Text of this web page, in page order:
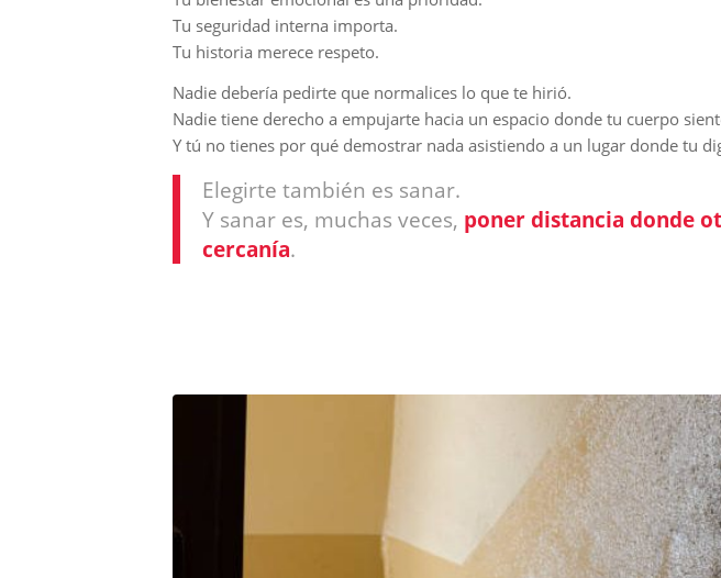
Tu seguridad interna importa.
Tu historia merece respeto.
Nadie debería pedirte que normalices lo que te hirió.
Nadie tiene derecho a empujarte hacia un espacio donde tu cuerpo
Y tú no tienes por qué demostrar nada asistiendo a un lugar donde tu
Elegirte también es sanar.
Y sanar es, muchas veces, poner distancia donde
cercanía.